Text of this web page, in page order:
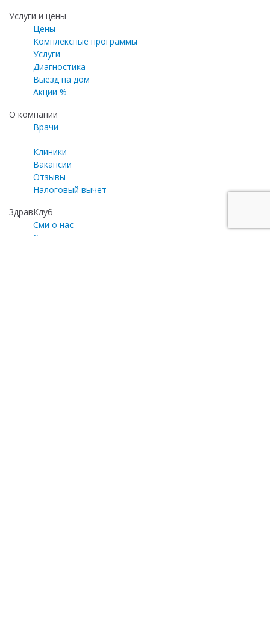
Услуги и цены
Цены
Комплексные программы
Услуги
Диагностика
Выезд на дом
Акции %
О компании
Врачи
Клиники
Вакансии
Отзывы
Налоговый вычет
ЗдравКлуб
Сми о нас
Статьи